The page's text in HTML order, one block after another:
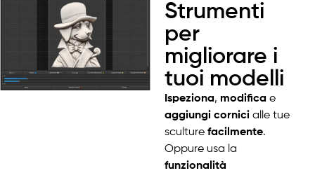
Strumenti
per
migliorare i
tuoi modelli
Ispeziona, modifica e
aggiungi cornici alle tue
sculture facilmente.
Oppure usa la
funzionalità